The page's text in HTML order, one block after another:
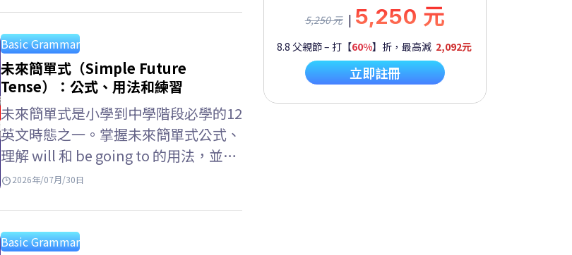
Basic Grammar
未來簡單式（Simple Future
Tense）：公式、用法和練習
未來簡單式是小學到中學階段必學的12
英文時態之一。掌握未來簡單式公式、
理解 will 和 be going to 的用法，並了
解未來簡單式 未來進行式的差別，將
2026年/07月/30日
Basic Grammar
5,250 元 | 5,250 元
8.8 父親節 – 打【60%】折，最高減 2,092元
立即註冊